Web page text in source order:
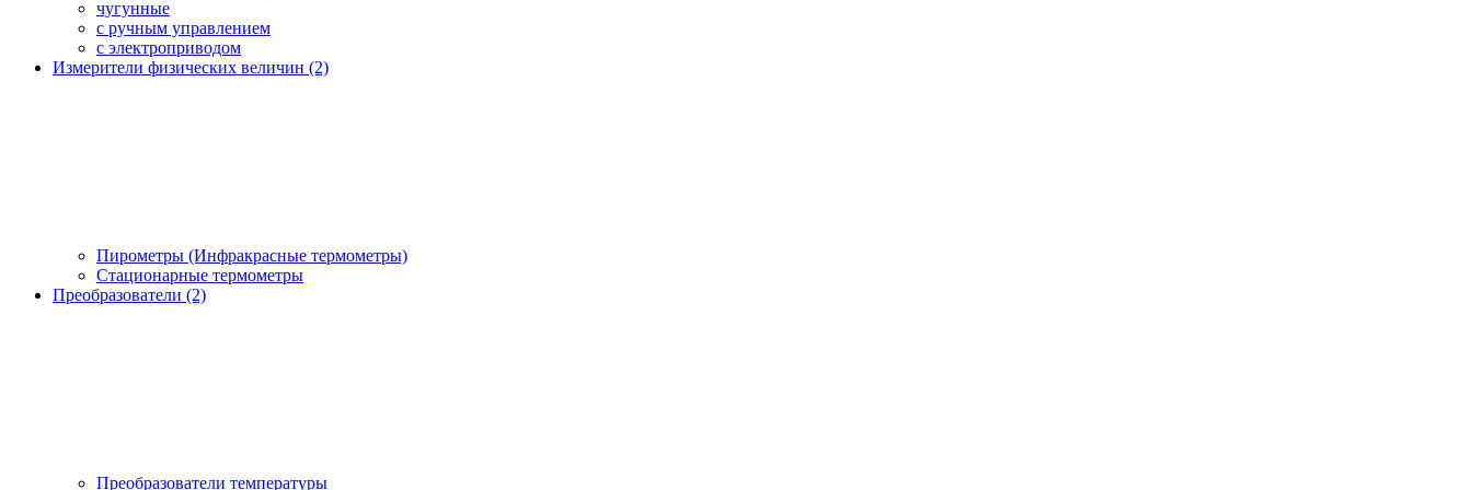
чугунные
с ручным управлением
c электроприводом
Измерители физических величин (2)
Пирометры (Инфракрасные термометры)
Стационарные термометры
Преобразователи (2)
Преобразователи температуры